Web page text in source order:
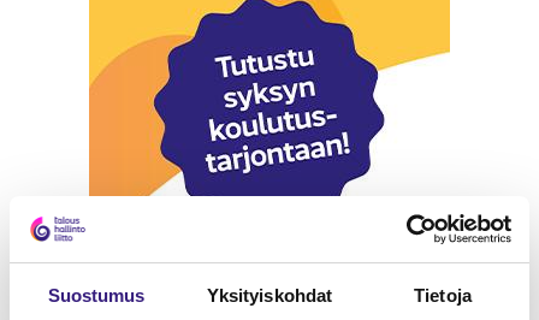
Suos­tu­mus Yk­si­tyis­koh­dat Tie­to­ja